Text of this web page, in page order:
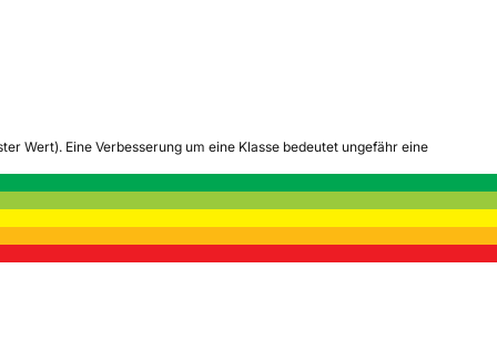
Wert). Eine Verbesserung um eine Klasse bedeutet ungefähr eine